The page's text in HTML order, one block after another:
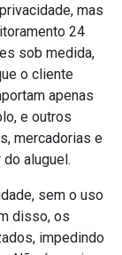
mas
24
sob medida,
o cliente
apenas
e outros
mercadorias e
aluguel.
sem o uso
disso, os
impedindo